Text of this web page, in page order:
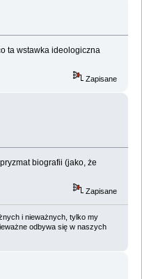
ta wstawka ideologiczna
Zapisane
biografii (jako, że
Zapisane
i nieważnych, tylko my
odbywa się w naszych